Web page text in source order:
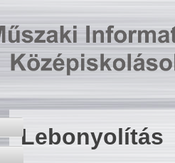
Lebonyolítás